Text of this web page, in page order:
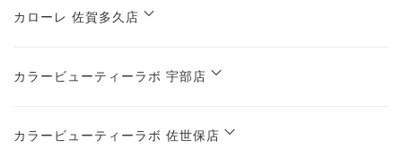
カローレ 佐賀多久店
カラービューティーラボ 宇部店
カラービューティーラボ 佐世保店